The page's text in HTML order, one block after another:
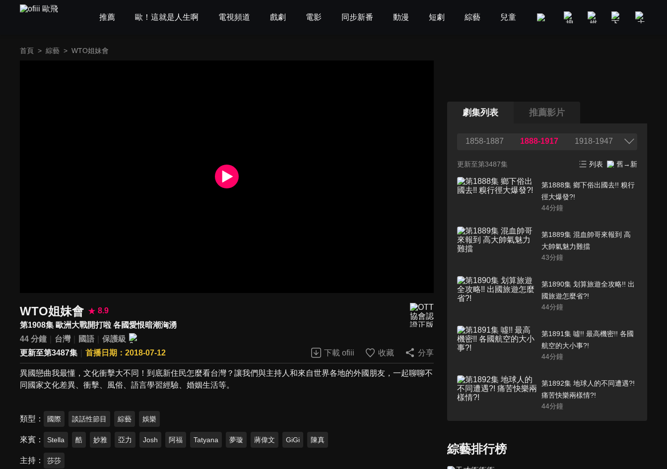
推薦 歐！這就是人生啊 電視頻道 戲劇 電影 同步新番 動漫 短劇 綜藝 兒童 GOOD TV 娛樂 美食旅遊
首頁 > 綜藝 > WTO姐妹會
WTO姐妹會
8.9
第1908集 歐洲大戰開打啦 各國愛恨暗潮洶湧
44 分鐘
台灣 國語
保護級
更新至第3487集
首播日期：2018-07-12 下載 ofiii 收藏 分享
異國戀曲我最懂，文化衝擊大不同！到底新住民怎麼看台灣？讓我們與主持人和來自世界各地的外國朋友，一起聊聊不
同國家文化差異、衝擊、風俗、語言學習經驗、婚姻生活等。
類型 國際 談話性節目 綜藝 娛樂
來賓 Stella 酷 妙雅 亞力 Josh 阿福 Tatyana 夢璇 蔣偉文 GiGi 陳真
主持 莎莎
劇集列表 推薦影片
1858-1887 1888-1917 1918-1947
更新至第3487集 列表 舊→新
第1888集 鄉下俗出國去!! 糗行
徑大爆發?!
44分鐘
第1889集 混血帥哥來報到 高
大帥氣魅力難擋
43分鐘
第1890集 划算旅遊全攻略!! 出
國旅遊怎麼省?!
44分鐘
第1891集 噓!! 最高機密!! 各國
航空的大小事?!
44分鐘
第1892集 地球人的不同遭遇?!
痛苦快樂兩樣情?!
44分鐘
綜藝排行榜